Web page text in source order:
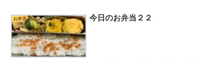
お弁当 今日のお弁当２２